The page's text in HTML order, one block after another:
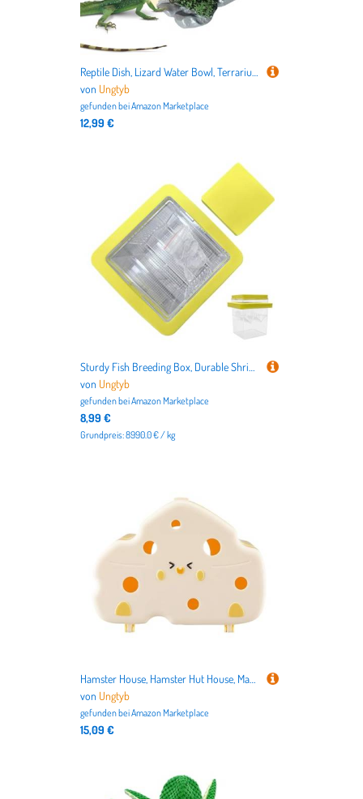
Reptile Dish, Lizard Water Bowl, Terrarium Feeding Bowl, Schildkröte Food Dish with Stable and Spill Resistant for Small Turtles, Lizards, or Amphibians, 1 Piece
von Ungtyb
gefunden beiAmazon Marketplace
12,99 €
Sturdy Fish Breeding Box, Durable Shrimp Isolation Divider, Versatile Hatching Box for Aquarium, Fish Isolation Box with Suction Cups for Small Fish Like Bettas (1 Piece)
von Ungtyb
gefunden beiAmazon Marketplace
8,99 €
Grundpreis: 8990.0 € / kg
Hamster House, Hamster Hut House, Magnetic Hamster Hide Chinchilla House, Visible Gerbil House Small Animal Habitat, Hamster Cage Accessories, Semi Closed Shelter Hamster Toys - See Description
von Ungtyb
gefunden beiAmazon Marketplace
15,09 €